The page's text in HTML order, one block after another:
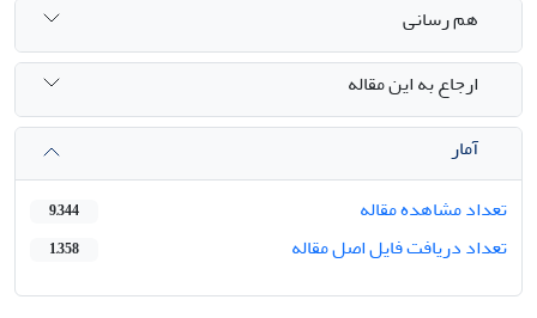
هم رسانی
ارجاع به این مقاله
آمار
تعداد مشاهده مقاله
9,344
تعداد دریافت فایل اصل مقاله 1,358